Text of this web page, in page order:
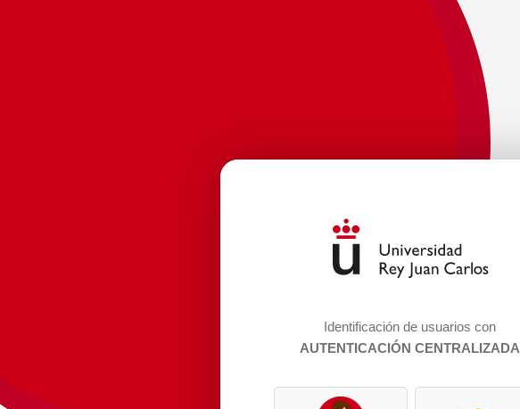
Identificación de usuarios con
AUTENTICACIÓN CENTRALIZADA